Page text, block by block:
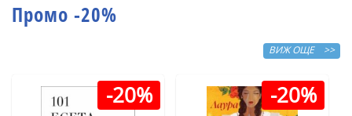
Промо -20%
ВИЖ ОЩЕ >>
-20% -20%